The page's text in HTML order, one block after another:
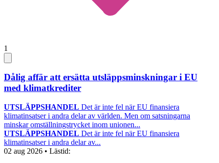
1
Dålig affär att ersätta utsläppsminskningar i EU
med klimatkrediter
UTSLÄPPSHANDEL Det är inte fel när EU finansiera
klimatinsatser i andra delar av världen. Men om satsningarna
minskar omställningstrycket inom unionen...
UTSLÄPPSHANDEL Det är inte fel när EU finansiera
klimatinsatser i andra delar av...
02 aug 2026 • Lästid: